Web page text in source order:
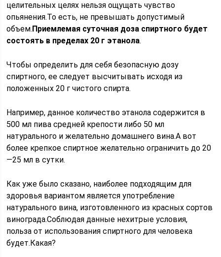
целительных целях нельзя ощущать чувство
опьянения.То есть, не превышать допустимый
объем.Приемлемая суточная доза спиртного будет
состоять в пределах 20 г этанола.
Чтобы определить для себя безопасную дозу
спиртного, ее следует высчитывать исходя из
положенных 20 г чистого спирта.
Например, данное количество этанола содержится в
500 мл пива средней крепости либо 50 мл
натурального и желательно домашнего вина.А вот
более крепкое спиртное желательно ограничить до 20
—25 мл в сутки.
Как уже было сказано, наиболее подходящим для
здоровья вариантом является употребление
натурального вина, изготовленного из красных сортов
винограда.Соблюдая данные нехитрые условия,
польза от использования спиртного для человека
будет.Какая?